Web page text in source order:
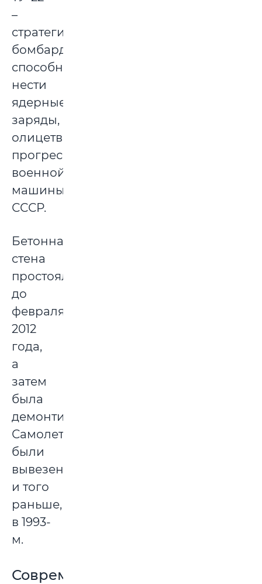
–
стратегические
бомбардировщики,
способные
нести
ядерные
заряды,
олицетворяющие
прогресс
военной
машины
СССР.
Бетонная
стена
простояла
до
февраля
2012
года,
а
затем
была
демонтирована.
Самолеты
были
вывезены
и того
раньше,
в 1993-
м.
Современность: